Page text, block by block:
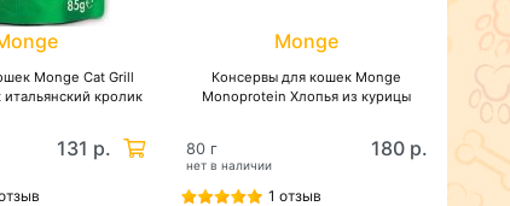
Monge Cat Grill
кролик
131 р.
Monge
Консервы для кошек Monge
Monoprotein Хлопья из курицы
нет в наличии
80 г 180 р.
1 отзыв